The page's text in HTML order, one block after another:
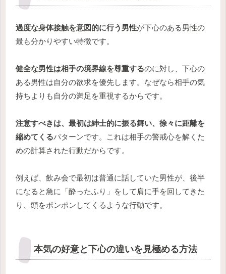
過度な身体接触を意図的に行う男性が下心のある男性の
最も分かりやすい特徴です。
健全な男性は相手の境界線を尊重するのに対し、下心の
ある男性は自分の欲求を優先します。なぜなら相手の気
持ちよりも自分の満足を重視するからです。
注意すべきは、最初は紳士的に振る舞い、徐々に距離を
縮めてくるパターンです。これは相手の警戒心を解くた
めの計算された行動だからです。
例えば、飲み会で最初は普通に話していた男性が、後半
になると急に「酔ったふり」をして肩に手を回してきた
り、頭をポンポンしてくるような行動です。
本気の好意と下心の違いを見極める方法